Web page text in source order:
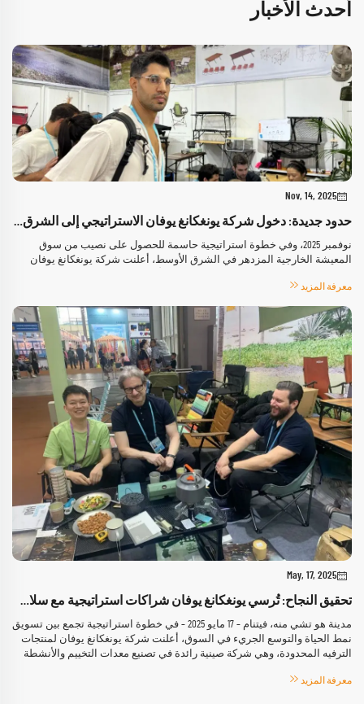
أحدث الأخبار
Nov, 14, 2025
حدود جديدة: دخول شركة يونغكانغ يوفان الاستراتيجي إلى الشرق الأوسط في معرض جدة للأثاث الخارجي
نوفمبر 2025، وفي خطوة استراتيجية حاسمة للحصول على نصيب من سوق
المعيشة الخارجية المزدهر في الشرق الأوسط، أعلنت شركة يونغكانغ يوفان
الأثاث الخارجي في جدة...
معرفة المزيد
May, 17, 2025
تحقيق النجاح: تُرسي يونغكانغ يوفان شراكات استراتيجية مع سلاسل مقاهٍ فيتنامية لفتح طريق مبتكر نحو رابطة آسيان
مدينة هو تشي منه، فيتنام – 17 مايو 2025 – في خطوة استراتيجية تجمع بين تسويق
نمط الحياة والتوسع الجريء في السوق، أعلنت شركة يونغكانغ يوفان لمنتجات
الترفيه المحدودة، وهي شركة صينية رائدة في تصنيع معدات التخييم والأنشطة
معرفة المزيد